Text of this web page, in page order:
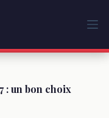
: un bon choix